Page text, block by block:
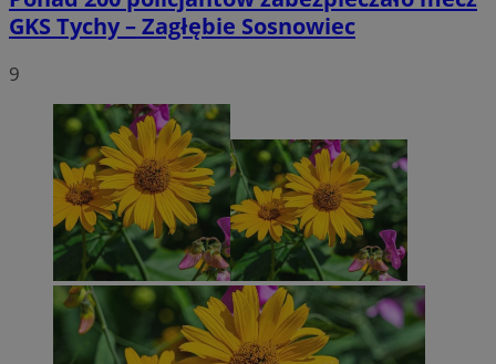
GKS Tychy – Zagłębie Sosnowiec
9